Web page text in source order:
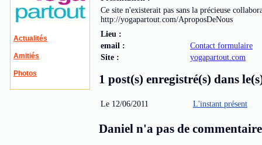
Actualités
Amitiés
Photos
Ce site n'existerait pas sans la précieuse
http://yogapartout.com/AproposDeNous
Lieu :
email :
Contact formulaire
Site :
yogapartout.com
1 post(s) enregistré(s) dans
Le 12/06/2011 L'instant présent
Daniel n'a pas de